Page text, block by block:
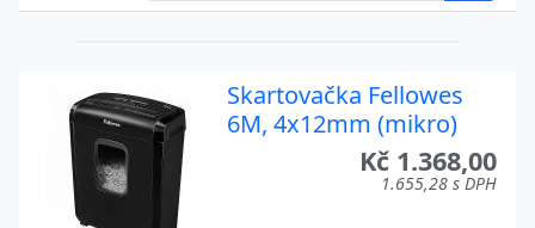
Skartovačka Fellowes
6M, 4x12mm (mikro)
Kč 1.368,00
1.655,28 s DPH